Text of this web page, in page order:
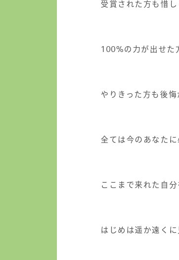
受賞された方も惜
100%の力が出せた
やりきった方も後悔
全ては今のあなたに
ここまで来れた自
はじめは遥か遠くに